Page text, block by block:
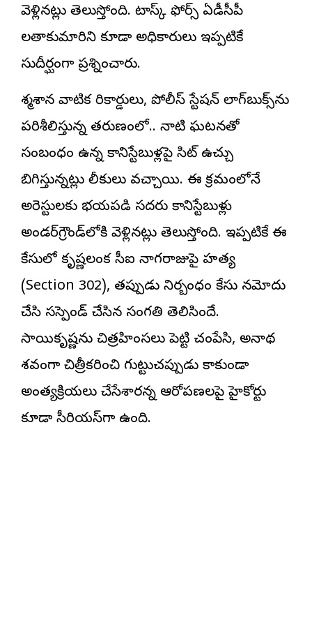
వెళ్లినట్లు తెలుస్తోంది. టాస్క్ ఫోర్స్ ఏడీసీపీ
లతాకుమారిని కూడా అధికారులు ఇప్పటికే
సుదీర్ఘంగా ప్రశ్నించారు.
శ్మశాన వాటిక రికార్డులు, పోలీస్ స్టేషన్ లాగ్‌బుక్స్‌ను
పరిశీలిస్తున్న తరుణంలో.. నాటి ఘటనతో
సంబంధం ఉన్న కానిస్టేబుళ్లపై సిట్ ఉచ్చు
బిగిస్తున్నట్లు లీకులు వచ్చాయి. ఈ క్రమంలోనే
అరెస్టులకు భయపడి సదరు కానిస్టేబుళ్లు
అండర్‌గ్రౌండ్‌లోకి వెళ్లినట్లు తెలుస్తోంది. ఇప్పటికే ఈ
కేసులో కృష్ణలంక సీఐ నాగరాజుపై హత్య
(Section 302), తప్పుడు నిర్బంధం కేసు నమోదు
చేసి సస్పెండ్ చేసిన సంగతి తెలిసిందే.
సాయికృష్ణను చిత్రహింసలు పెట్టి చంపేసి, అనాథ
శవంగా చిత్రీకరించి గుట్టుచప్పుడు కాకుండా
అంత్యక్రియలు చేసేశారన్న ఆరోపణలపై హైకోర్టు
కూడా సీరియస్‌గా ఉంది.